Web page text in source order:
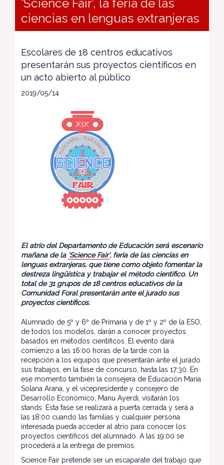
‘Science Fair’, la feria de las
ciencias en lenguas extranjeras
Escolares de 18 centros educativos
presentarán sus proyectos científicos en
un acto abierto al público
2019/05/14
El atrio del Departamento de Educación será escenario
mañana de la ‘Science Fair’, feria de las ciencias en
lenguas extranjeras, que tiene como objeto fomentar la
destreza lingüística y trabajar el método científico. Un
total de 31 grupos de 18 centros educativos de la
Comunidad Foral presentarán ante el jurado sus
proyectos científicos.
Alumnado de 5º y 6º de Primaria y de 1º y 2º de la ESO,
de todos los modelos, darán a conocer proyectos
basados en métodos científicos. El evento dará
comienzo a las 16:00 horas de la tarde con la
recepción a los equipos que presentarán ante el jurado
sus trabajos, en la fase de concurso, hasta las 17:30. En
ese momento también la consejera de Educación María
Solana Arana, y el vicepresidente y consejero de
Desarrollo Económico, Manu Ayerdi, visitarán los
stands. Esta fase se realizará a puerta cerrada y será a
las 18:00 cuando las familias y cualquier persona
interesada pueda acceder al atrio para conocer los
proyectos científicos del alumnado. A las 19:00 se
procederá a la entrega de premios.
Science Fair pretende ser un escaparate del trabajo que